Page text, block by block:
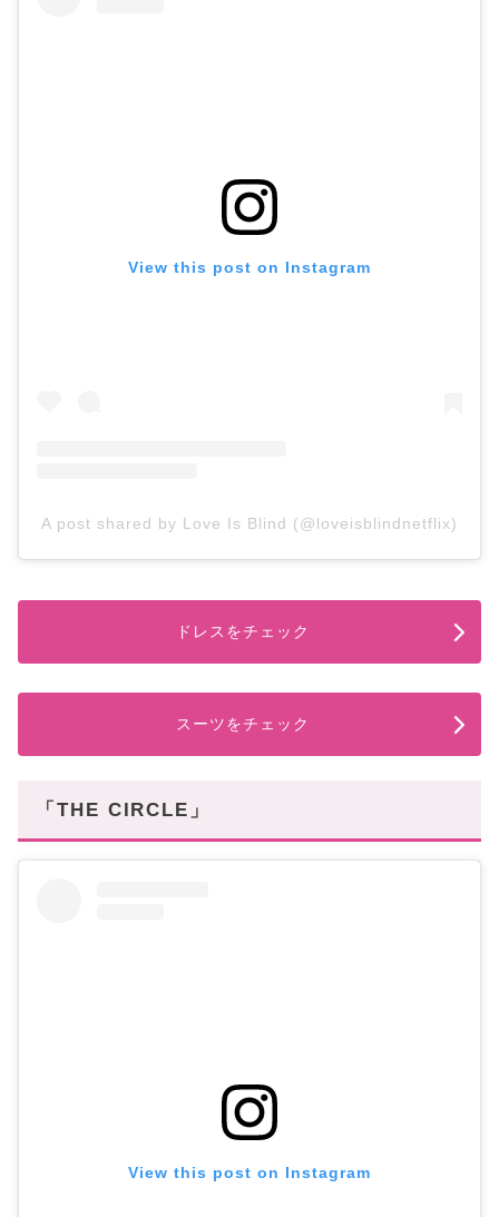
View this post on Instagram
A post shared by Love Is Blind (@loveisblindnetflix)
ドレスをチェック
スーツをチェック
「THE CIRCLE」
View this post on Instagram